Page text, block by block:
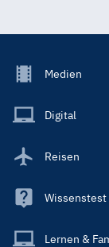
Footer
Main
Medien
Digital
Reisen
Wissenstest
Lernen &